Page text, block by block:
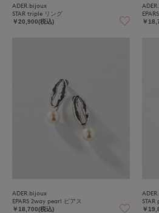
ADER.bijoux
STAR triple リング
￥20,900(税込) ￥
ADER.bijoux
EPARS 2way pearl ピアス
￥18,700(税込) ￥